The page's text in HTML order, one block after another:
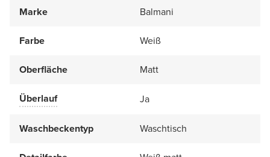
Marke Balmani
Farbe Weiß
Oberfläche Matt
Überlauf Ja
Waschbeckentyp Waschtisch